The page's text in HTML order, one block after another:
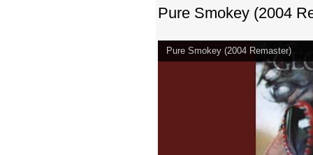
Pure Smokey (2004
Pure Smokey (2004 Remaster)